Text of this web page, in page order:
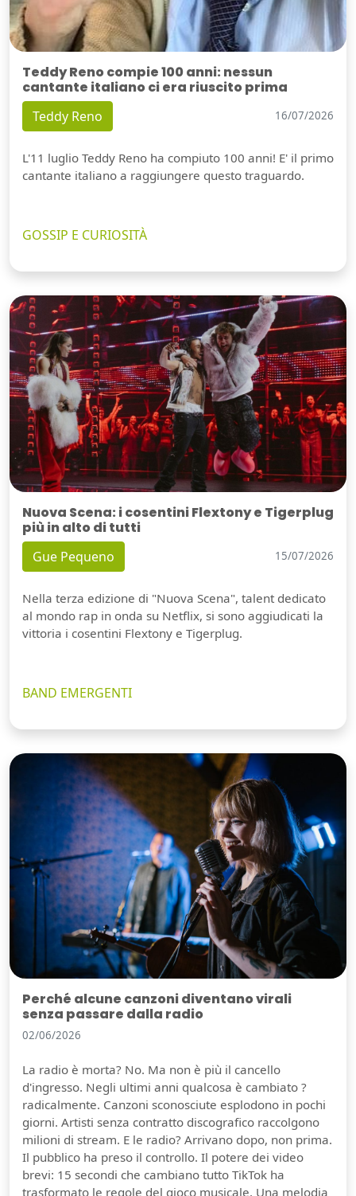
Teddy Reno compie 100 anni: nessun
cantante italiano ci era riuscito prima
Teddy Reno 16/07/2026
L'11 luglio Teddy Reno ha compiuto 100 anni! E' il primo
cantante italiano a raggiungere questo traguardo.
GOSSIP E CURIOSITÀ
Nuova Scena: i cosentini Flextony e Tigerplug
più in alto di tutti
Gue Pequeno 15/07/2026
Nella terza edizione di "Nuova Scena", talent dedicato
al mondo rap in onda su Netflix, si sono aggiudicati la
vittoria i cosentini Flextony e Tigerplug.
BAND EMERGENTI
Perché alcune canzoni diventano virali
senza passare dalla radio
02/06/2026
La radio è morta? No. Ma non è più il cancello
d'ingresso. Negli ultimi anni qualcosa è cambiato ?
radicalmente. Canzoni sconosciute esplodono in pochi
giorni. Artisti senza contratto discografico raccolgono
milioni di stream. E le radio? Arrivano dopo, non prima.
Il pubblico ha preso il controllo. Il potere dei video
brevi: 15 secondi che cambiano tutto TikTok ha
trasformato le regole del gioco musicale. Una melodia